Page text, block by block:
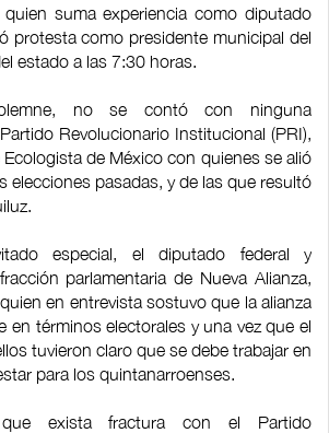
quien suma experiencia como diputado
protesta como presidente municipal del
estado a las 7:30 horas.
no se contó con ninguna
Revolucionario Institucional (PRI),
Ecologista de México con quienes se alió
elecciones pasadas, y de las que resultó
especial, el diputado federal y
parlamentaria de Nueva Alianza,
en entrevista sostuvo que la alianza
en términos electorales y una vez que el
tuvieron claro que se debe trabajar en
para los quintanarroenses.
exista fractura con el Partido